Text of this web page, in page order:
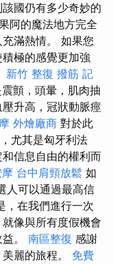
國仍有多少奇妙的
阿的魔法地方完全
滿熱情。 如果您
極的感覺更加強
新竹 整復 撥筋 記
顫，頭暈，肌肉抽
升高，冠狀動脈痙
外燴廠商 對於此
尤其是匈牙利法
信息自由的權利而
台中肩頸放鬆 如
人可以通過最高信
，在我們進行一次
像與所有度假機會
。 南區整復 感謝
麗的旅程。 免費